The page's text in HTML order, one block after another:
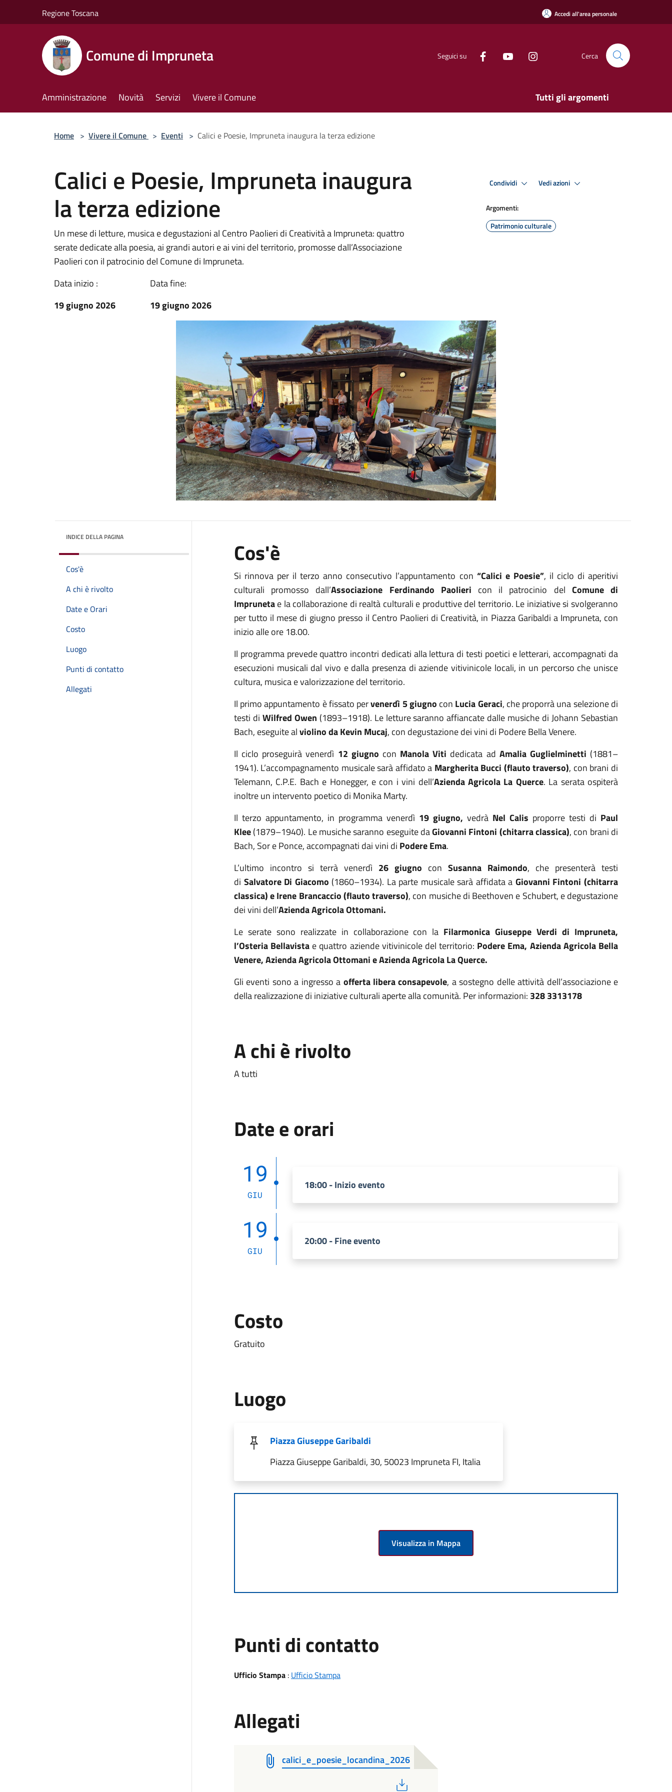
Regione Toscana Accedi all'area personale
Comune di Impruneta Seguici su Cerca
Amministrazione Novità Servizi Vivere il Comune Tutti gli argomenti
Home > Vivere il Comune > Eventi > Calici e Poesie, Impruneta inaugura la terza edizione
Calici e Poesie, Impruneta inaugura
la terza edizione
Un mese di letture, musica e degustazioni al Centro Paolieri di Creatività a Impruneta: quattro
serate dedicate alla poesia, ai grandi autori e ai vini del territorio, promosse dall’Associazione
Paolieri con il patrocinio del Comune di Impruneta.
Data inizio :
19 giugno 2026
Data fine:
19 giugno 2026
Condividi Vedi azioni
Argomenti:
Patrimonio culturale
INDICE DELLA PAGINA
Cos'è
A chi è rivolto
Date e Orari
Costo
Luogo
Punti di contatto
Allegati
Cos'è
Si rinnova per il terzo anno consecutivo l’appuntamento con “Calici e Poesie”, il ciclo di aperitivi
culturali promosso dall’Associazione Ferdinando Paolieri con il patrocinio del Comune di
Imprunetae la collaborazione di realtà culturali e produttive del territorio. Le iniziative si svolgeranno
per tutto il mese di giugno presso il Centro Paolieri di Creatività, in Piazza Garibaldi a Impruneta, con
inizio alle ore 18.00.
Il programma prevede quattro incontri dedicati alla lettura di testi poetici e letterari, accompagnati da
esecuzioni musicali dal vivo e dalla presenza di aziende vitivinicole locali, in un percorso che unisce
cultura, musica e valorizzazione del territorio.
Il primo appuntamento è fissato pervenerdì 5 giugno con Lucia Geraci, che proporrà una selezione di
testi di Wilfred Owen (1893–1918). Le letture saranno affiancate dalle musiche di Johann Sebastian
Bach, eseguite alviolino da Kevin Mucaj, con degustazione dei vini di Podere Bella Venere.
Il ciclo proseguirà venerdì 12 giugno con Manola Viti dedicata ad Amalia Guglielminetti (1881–
1941). L’accompagnamento musicale sarà affidato a Margherita Bucci (flauto traverso), con brani di
Telemann, C.P.E. Bach e Honegger, e con i vini dell’Azienda Agricola La Querce. La serata ospiterà
inoltre un intervento poetico di Monika Marty.
Il terzo appuntamento, in programma venerdì19 giugno, vedrà Nel Calis proporre testi di Paul
Klee(1879–1940). Le musiche saranno eseguite daGiovanni Fintoni (chitarra classica), con brani di
Bach, Sor e Ponce, accompagnati dai vini di Podere Ema.
L’ultimo incontro si terrà venerdì 26 giugno con Susanna Raimondo, che presenterà testi
di Salvatore Di Giacomo (1860–1934). La parte musicale sarà affidata a Giovanni Fintoni (chitarra
classica) e Irene Brancaccio (flauto traverso), con musiche di Beethoven e Schubert, e degustazione
dei vini dell’Azienda Agricola Ottomani.
Le serate sono realizzate in collaborazione con la Filarmonica Giuseppe Verdi di Impruneta,
l’Osteria Bellavista e quattro aziende vitivinicole del territorio: Podere Ema, Azienda Agricola Bella
Venere, Azienda Agricola Ottomani e Azienda Agricola La Querce.
Gli eventi sono a ingresso a offerta libera consapevole, a sostegno delle attività dell’associazione e
della realizzazione di iniziative culturali aperte alla comunità. Per informazioni: 328 3313178
A chi è rivolto
A tutti
Date e orari
19
GIU
18:00 - Inizio evento
19
GIU
20:00 - Fine evento
Costo
Gratuito
Luogo
Piazza Giuseppe Garibaldi
Piazza Giuseppe Garibaldi, 30, 50023 Impruneta FI, Italia
Visualizza in Mappa
Punti di contatto
Ufficio Stampa: Ufficio Stampa
Allegati
calici_e_poesie_locandina_2026